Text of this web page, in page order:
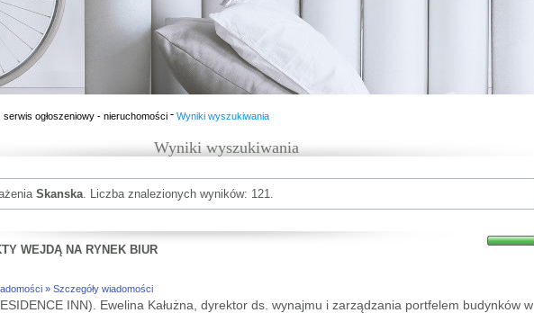
serwis ogłoszeniowy - nieruchomości - Wyniki wyszukiwania
Wyniki wyszukiwania
Skanska. Liczba znalezionych wyników: 121.
WEJDĄ NA RYNEK BIUR
» Szczegóły wiadomości
INN). Ewelina Kałużna, dyrektor ds. wynajmu i zarządzania portfelem budynków w